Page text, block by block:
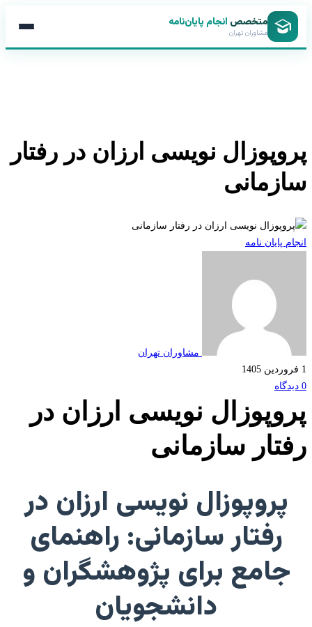
متخصصانجام پایان‌نامه
مشاوران تهران
نویسی ارزان در رفتار
پایان نامه
مشاوران تهران
نویسی ارزان در
سازمانی
پروپوزال نویسی ارزان در
رفتار سازمانی: راهنمای
جامع برای پژوهشگران و
دانشجویان